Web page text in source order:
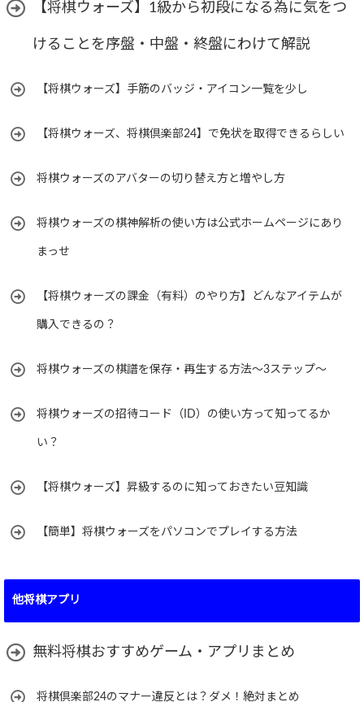
【将棋ウォーズ】1級から初段になる為に気をつ
けることを序盤・中盤・終盤にわけて解説
【将棋ウォーズ】手筋のバッジ・アイコン一覧を少し
【将棋ウォーズ、将棋倶楽部24】で免状を取得できるらしい
将棋ウォーズのアバターの切り替え方と増やし方
将棋ウォーズの棋神解析の使い方は公式ホームページにあり
まっせ
【将棋ウォーズの課金（有料）のやり方】どんなアイテムが
購入できるの？
将棋ウォーズの棋譜を保存・再生する方法～3ステップ～
将棋ウォーズの招待コード（ID）の使い方って知ってるか
い？
【将棋ウォーズ】昇級するのに知っておきたい豆知識
【簡単】将棋ウォーズをパソコンでプレイする方法
他将棋アプリ
無料将棋おすすめゲーム・アプリまとめ
将棋倶楽部24のマナー違反とは？ダメ！絶対まとめ